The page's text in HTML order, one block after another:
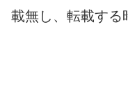
載無し、転載する